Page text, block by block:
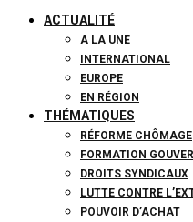
ACTUALITÉ
A LA UNE
INTERNATIONAL
EUROPE
EN RÉGION
THÉMATIQUES
RÉFORME CHÔMAGE
FORMATION
DROITS SYNDICAUX
LUTTE CONTRE
POUVOIR D’ACHAT